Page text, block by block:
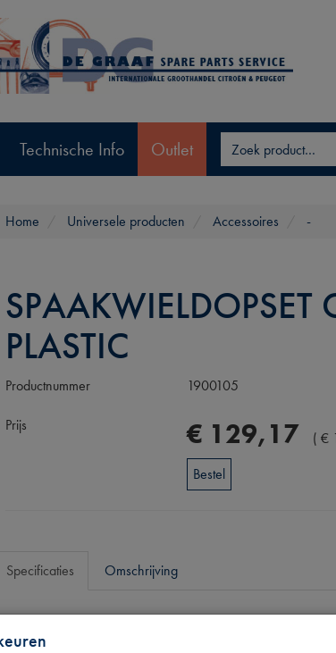
Technische Info Outlet
Home Universele producten Accessoires -
SPAAKWIELDOPSET
PLASTIC
Productnummer 1900105
Prijs € 129,17 (€
Bestel
Specificaties Omschrijving
Eigenschappen